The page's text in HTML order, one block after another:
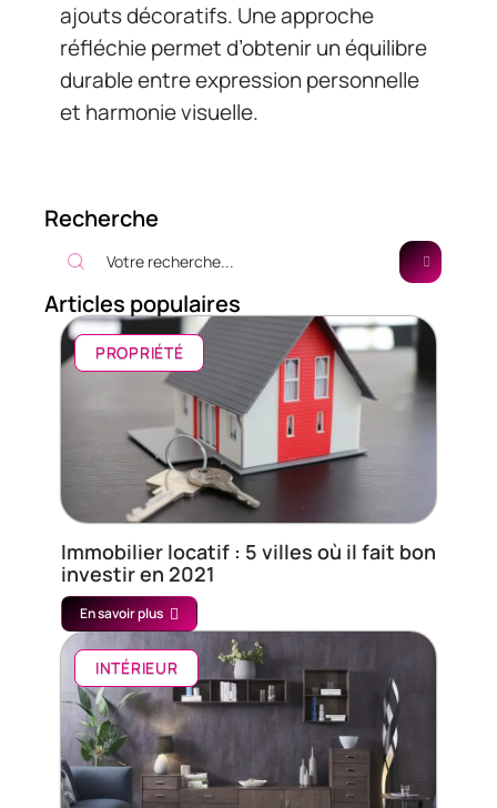
ajouts décoratifs. Une approche
réfléchie permet d’obtenir un équilibre
durable entre expression personnelle
et harmonie visuelle.
Recherche
Articles populaires
PROPRIÉTÉ
Immobilier locatif : 5 villes où il fait bon
investir en 2021
En savoir plus
INTÉRIEUR